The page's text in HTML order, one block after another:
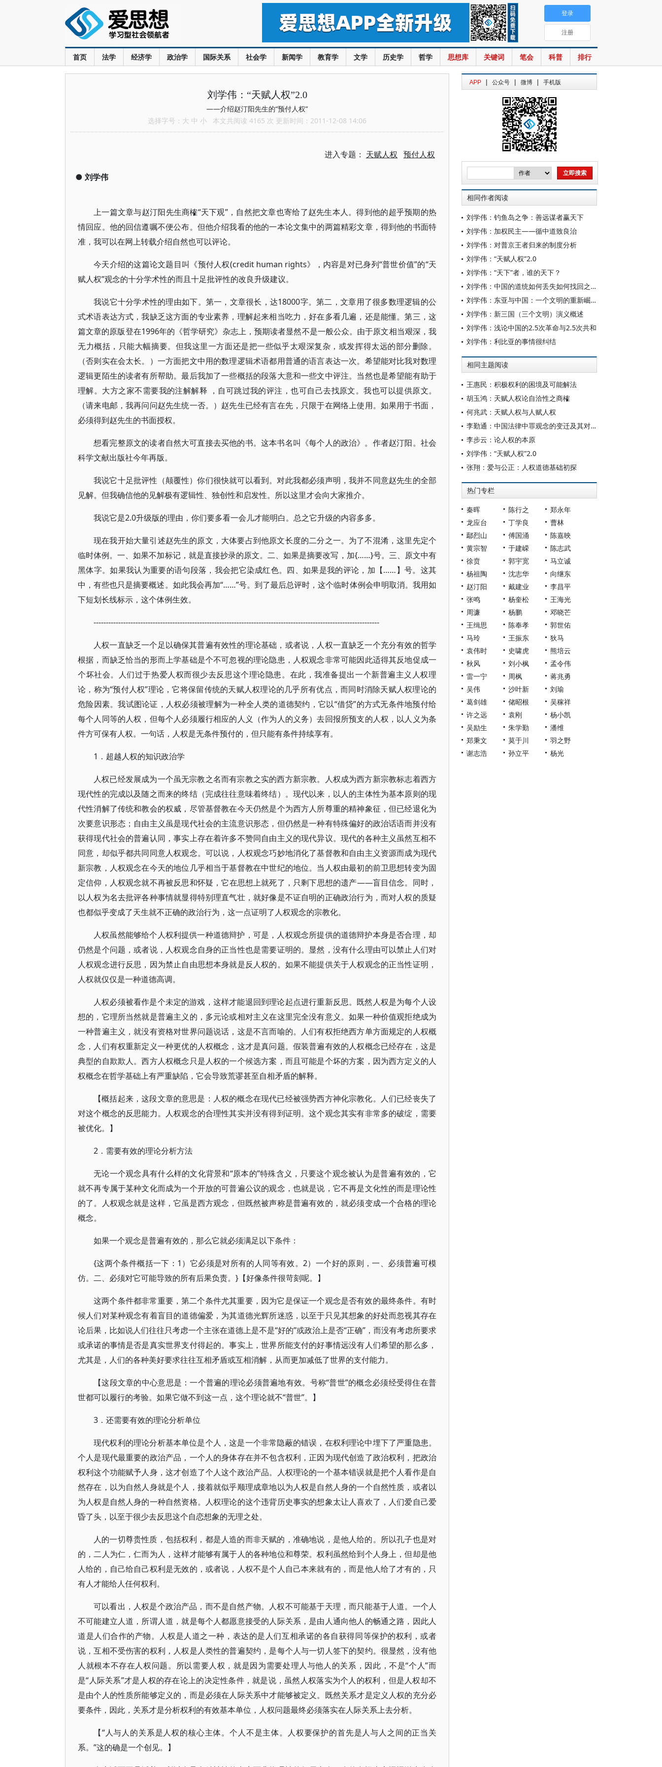
首页 法学 经济学 政治学 国际关系 社会学 新闻学 教育学 文学 历史学 哲学 思想库 关键词 笔会 科普 排行
登录
注册
刘学伟：“天赋人权”2.0
——介绍赵汀阳先生的“预付人权”
选择字号： 大 中 小 本文共阅读 4165 次 更新时间：2011-12-08 14:06
进入专题： 天赋人权 预付人权
● 刘学伟
上一篇文章与赵汀阳先生商榷“天下观”，自然把文章也寄给了赵先生本人。得到他的超乎预期的热
情回应。他的回信遵嘱不便公布。但他介绍我看的他的一本论文集中的两篇精彩文章，得到他的书面特
准，我可以在网上转载介绍自然也可以评论。
今天介绍的这篇论文题目叫《预付人权(credit human rights》，内容是对已身列“普世价值”的“天
赋人权”观念的十分学术性的而且十足批评性的改良升级建议。
我说它十分学术性的理由如下。第一，文章很长，达18000字。第二，文章用了很多数理逻辑的公
式术语表达方式，我缺乏这方面的专业素养，理解起来相当吃力，好在多看几遍，还是能懂。第三，这
篇文章的原版登在1996年的《哲学研究》杂志上，预期读者显然不是一般公众。由于原文相当艰深，我
无力概括，只能大幅摘要。但我这里一方面还是把一些似乎太艰深复杂，或发挥得太远的部分删除。
（否则实在会太长。）一方面把文中用的数理逻辑术语都用普通的语言表达一次。希望能对比我对数理
逻辑更陌生的读者有所帮助。最后我加了一些概括的段落大意和一些文中评注。当然也是希望能有助于
理解。大方之家不需要我的注解解释 ，自可跳过我的评注，也可自己去找原文。我也可以提供原文。
（请来电邮，我再问问赵先生统一否。）赵先生已经有言在先，只限于在网络上使用。如果用于书面，
必须得到赵先生的书面授权。
想看完整原文的读者自然大可直接去买他的书。这本书名叫《每个人的政治》。作者赵汀阳。社会
科学文献出版社今年再版。
我说它十足批评性（颠覆性）你们很快就可以看到。对此我都必须声明，我并不同意赵先生的全部
见解。但我确信他的见解极有逻辑性、独创性和启发性。所以这里才会向大家推介。
我说它是2.0升级版的理由，你们要多看一会儿才能明白。总之它升级的内容多多。
现在我开始大量引述赵先生的原文，大体要占到他原文长度的二分之一。为了不混淆，这里先定个
临时体例。一、如果不加标记，就是直接抄录的原文。二、如果是摘要改写，加{……}号。三、原文中有
黑体字。如果我认为重要的语句段落，我会把它染成红色。四、如果是我的评论，加【……】号。这其
中，有些也只是摘要概述。如此我会再加“……”号。到了最后总评时，这个临时体例会申明取消。我用如
下短划长线标示，这个体例生效。
--------------------------------------------------------------------------------------------------------------------
人权一直缺乏一个足以确保其普遍有效性的理论基础，或者说，人权一直缺乏一个充分有效的哲学
根据，而缺乏恰当的形而上学基础是个不可忽视的理论隐患，人权观念非常可能因此适得其反地促成一
个坏社会。人们过于热爱人权而很少去反思这个理论隐患。在此，我准备提出一个新普遍主义人权理
论，称为“预付人权”理论，它将保留传统的天赋人权理论的几乎所有优点，而同时消除天赋人权理论的
危险因素。我试图论证，人权必须被理解为一种全人类的道德契约，它以“借贷”的方式无条件地预付给
每个人同等的人权，但每个人必须履行相应的人义（作为人的义务）去回报所预支的人权，以人义为条
件方可保有人权。一句话，人权是无条件预付的，但只能有条件持续享有。
1．超越人权的知识政治学
人权已经发展成为一个虽无宗教之名而有宗教之实的西方新宗教。人权成为西方新宗教标志着西方
现代性的完成以及随之而来的终结（完成往往意味着终结）。现代以来，以人的主体性为基本原则的现
代性消解了传统和教会的权威，尽管基督教在今天仍然是个为西方人所尊重的精神象征，但已经退化为
次要意识形态；自由主义虽是现代社会的主流意识形态，但仍然是一种有特殊偏好的政治话语而并没有
获得现代社会的普遍认同，事实上存在着许多不赞同自由主义的现代异议。现代的各种主义虽然互相不
同意，却似乎都共同同意人权观念。可以说，人权观念巧妙地消化了基督教和自由主义资源而成为现代
新宗教，人权观念在今天的地位几乎相当于基督教在中世纪的地位。当人权由最初的前卫思想转变为固
定信仰，人权观念就不再被反思和怀疑，它在思想上就死了，只剩下思想的遗产——盲目信念。同时，
以人权为名去批评各种事情就显得特别理直气壮，就好像是不证自明的正确政治行为，而对人权的质疑
也都似乎变成了天生就不正确的政治行为，这一点证明了人权观念的宗教化。
人权虽然能够给个人权利提供一种道德辩护，可是，人权观念所提供的道德辩护本身是否合理，却
仍然是个问题，或者说，人权观念自身的正当性也是需要证明的。显然，没有什么理由可以禁止人们对
人权观念进行反思，因为禁止自由思想本身就是反人权的。如果不能提供关于人权观念的正当性证明，
人权就仅仅是一种道德高调。
人权必须被看作是个未定的游戏，这样才能退回到理论起点进行重新反思。既然人权是为每个人设
想的，它理所当然就是普遍主义的，多元论或相对主义在这里完全没有意义。如果一种价值观拒绝成为
一种普遍主义，就没有资格对世界问题说话，这是不言而喻的。人们有权拒绝西方单方面规定的人权概
念，人们有权重新定义一种更优的人权概念，这才是真问题。假装普遍有效的人权概念已经存在，这是
典型的自欺欺人。西方人权概念只是人权的一个候选方案，而且可能是个坏的方案，因为西方定义的人
权概念在哲学基础上有严重缺陷，它会导致荒谬甚至自相矛盾的解释。
【概括起来，这段文章的意思是：人权的概念在现代已经被强势西方神化宗教化。人们已经丧失了
对这个概念的反思能力。人权观念的合理性其实并没有得到证明。这个观念其实有非常多的破绽，需要
被优化。】
2．需要有效的理论分析方法
无论一个观念具有什么样的文化背景和“原本的”特殊含义，只要这个观念被认为是普遍有效的，它
就不再专属于某种文化而成为一个开放的可普遍公议的观念，也就是说，它不再是文化性的而是理论性
的了。人权观念就是这样，它虽是西方观念，但既然被声称是普遍有效的，就必须变成一个合格的理论
概念。
如果一个观念是普遍有效的，那么它就必须满足以下条件：
{这两个条件概括一下：1）它必须是对所有的人同等有效。2）一个好的原则，一、必须普遍可模
仿。二、必须对它可能导致的所有后果负责。}【好像条件很苛刻呢。】
这两个条件都非常重要，第二个条件尤其重要，因为它是保证一个观念是否有效的最终条件。有时
候人们对某种观念有着盲目的道德偏爱，为其道德光辉所迷惑，以至于只见其想象的好处而忽视其存在
论后果，比如说人们往往只考虑一个主张在道德上是不是“好的”或政治上是否“正确”，而没有考虑所要求
或承诺的事情是否是真实世界支付得起的。事实上，世界所能支付的好事情远没有人们希望的那么多，
尤其是，人们的各种美好要求往往互相矛盾或互相消解，从而更加减低了世界的支付能力。
【这段文章的中心意思是：一个普遍的理论必须普遍地有效。号称“普世”的概念必须经受得住在普
世都可以履行的考验。如果它做不到这一点，这个理论就不“普世”。】
3．还需要有效的理论分析单位
现代权利的理论分析基本单位是个人，这是一个非常隐蔽的错误，在权利理论中埋下了严重隐患。
个人是现代最重要的政治产品，一个人的身体存在并不包含权利，正因为现代创造了政治权利，把政治
权利这个功能赋予人身，这才创造了个人这个政治产品。人权理论的一个基本错误就是把个人看作是自
然存在，以为自然人身就是个人，接着就似乎顺理成章地以为人权是自然人身的一个自然性质，或者以
为人权是自然人身的一种自然资格。人权理论的这个违背历史事实的想象太让人喜欢了，人们爱自己爱
昏了头，以至于很少去反思这个自恋想象的无理之处。
人的一切尊贵性质，包括权利，都是人造的而非天赋的，准确地说，是他人给的。所以孔子也是对
的，二人为仁，仁而为人，这样才能够有属于人的各种地位和尊荣。权利虽然给到个人身上，但却是他
人给的，自己给自己权利是无效的，或者说，人权不是个人自己本来就有的，而是他人给了才有的，只
有人才能给人任何权利。
可以看出，人权是个政治产品，而不是自然产物。人权不可能基于天理，而只能基于人道。一个人
不可能建立人道，所谓人道，就是每个人都愿意接受的人际关系，是由人通向他人的畅通之路，因此人
道是人们合作的产物。人权是人道之一种，表达的是人们互相承诺的各自获得同等保护的权利，或者
说，互相不受伤害的权利，人权是人类性的普遍契约，是每个人与一切人签下的契约。很显然，没有他
人就根本不存在人权问题。所以需要人权，就是因为需要处理人与他人的关系，因此，不是“个人”而
是“人际关系”才是人权的存在论上的决定性条件，就是说，虽然人权落实为个人的权利，但是人权却不
是由个人的性质所能够定义的，而是必须在人际关系中才能够被定义。既然关系才是定义人权的充分必
要条件，因此，关系才是分析权利的有效基本单位，人权问题最终必须落实在人际关系上去分析。
【“人与人的关系是人权的核心主体。个人不是主体。人权要保护的首先是人与人之间的正当关
系。”这的确是一个创见。】
APP | 公众号 | 微博 | 手机版
相同作者阅读
刘学伟：钓鱼岛之争：善远谋者赢天下
刘学伟：加权民主——循中道致良治
刘学伟：对普京王者归来的制度分析
刘学伟：“天赋人权”2.0
刘学伟：“天下”者，谁的天下？
刘学伟：中国的道统如何丢失如何找回之我见
刘学伟：东亚与中国：一个文明的重新崛起
刘学伟：新三国（三个文明）演义概述
刘学伟：浅论中国的2.5次革命与2.5次共和
刘学伟：利比亚的事情很纠结
相同主题阅读
王惠民：积极权利的困境及可能解法
胡玉鸿：天赋人权论自洽性之商榷
何兆武：天赋人权与人赋人权
李勤通：中国法律中罪观念的变迁及其对当代刑法实践的影响
李步云：论人权的本原
刘学伟：“天赋人权”2.0
张翔：爱与公正：人权道德基础初探
热门专栏
秦晖 陈行之
郑永年
龙应台
丁学良
曹林
鄢烈山
傅国涌
陈嘉映
黄宗智
于建嵘
陈志武
徐贲
郭宇宽
马立诚
杨祖陶
沈志华
向继东
赵汀阳
戴建业
李昌平
张鸣
杨奎松
王海光
周濂
杨鹏
邓晓芒
王缉思
陈奉孝
郭世佑
马玲
王振东
狄马
袁伟时
史啸虎
熊培云
秋风
刘小枫
孟令伟
雷一宁
周枫
蒋兆勇
吴伟
沙叶新
刘瑜
葛剑雄
储昭根
吴稼祥
许之远
袁刚
杨小凯
吴励生
朱学勤
潘维
郑秉文
莫于川
羽之野
谢志浩
孙立平 杨光